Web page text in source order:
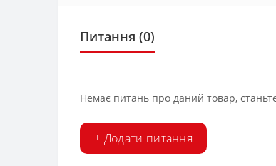
Питання (0)
Немає питань про даний товар,
+ Додати питання